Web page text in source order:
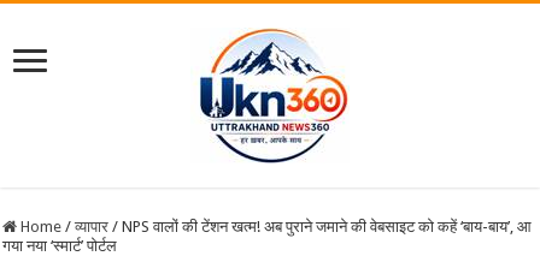
Home / व्यापार / NPS वालों की टेंशन खत्म! अब पुराने जमाने की वेबसाइट को कहें ‘बाय-बाय’, आ
गया नया ‘स्मार्ट’ पोर्टल